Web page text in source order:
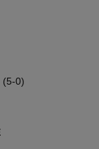
(5-0)